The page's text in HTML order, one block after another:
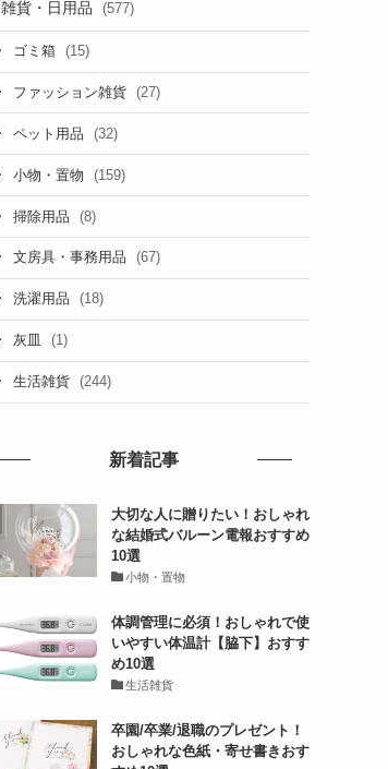
雑貨・日用品 (577)
ゴミ箱 (15)
ファッション雑貨 (27)
ペット用品 (32)
小物・置物 (159)
掃除用品 (8)
文房具・事務用品 (67)
洗濯用品 (18)
灰皿 (1)
生活雑貨 (244)
新着記事
大切な人に贈りたい！おしゃれ
な結婚式バルーン電報おすすめ
10選
小物・置物
体調管理に必須！おしゃれで使
いやすい体温計【脇下】おすす
め10選
生活雑貨
卒園/卒業/退職のプレゼント！
おしゃれな色紙・寄せ書きおす